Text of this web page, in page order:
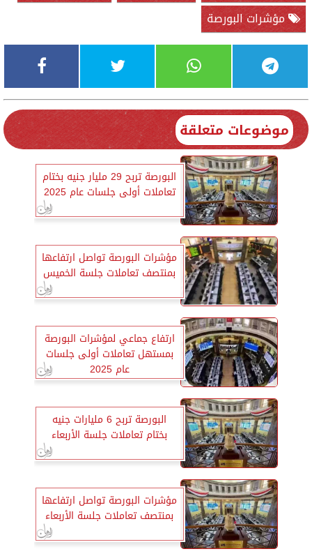
مؤشرات البورصة
موضوعات متعلقة
البورصة تربح 29 مليار جنيه بختام
تعاملات أولى جلسات عام 2025
مؤشرات البورصة تواصل ارتفاعها
بمنتصف تعاملات جلسة الخميس
ارتفاع جماعي لمؤشرات البورصة
بمستهل تعاملات أولى جلسات
عام 2025
البورصة تربح 6 مليارات جنيه
بختام تعاملات جلسة الأربعاء
مؤشرات البورصة تواصل ارتفاعها
بمنتصف تعاملات جلسة الأربعاء